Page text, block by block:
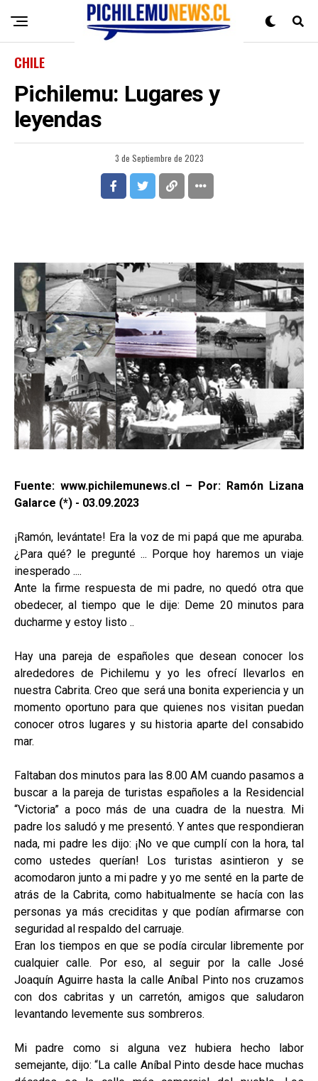
CHILE
Pichilemu: Lugares y
leyendas
3 de Septiembre de 2023
Fuente: www.pichilemunews.cl – Por: Ramón Lizana
Galarce (*) - 03.09.2023
¡Ramón, levántate! Era la voz de mi papá que me apuraba.
¿Para qué? le pregunté ... Porque hoy haremos un viaje
inesperado ....
Ante la firme respuesta de mi padre, no quedó otra que
obedecer, al tiempo que le dije: Deme 20 minutos para
ducharme y estoy listo ..
Hay una pareja de españoles que desean conocer los
alrededores de Pichilemu y yo les ofrecí llevarlos en
nuestra Cabrita. Creo que será una bonita experiencia y un
momento oportuno para que quienes nos visitan puedan
conocer otros lugares y su historia aparte del consabido
mar.
Faltaban dos minutos para las 8.00 AM cuando pasamos a
buscar a la pareja de turistas españoles a la Residencial
“Victoria” a poco más de una cuadra de la nuestra. Mi
padre los saludó y me presentó. Y antes que respondieran
nada, mi padre les dijo: ¡No ve que cumplí con la hora, tal
como ustedes querían! Los turistas asintieron y se
acomodaron junto a mi padre y yo me senté en la parte de
atrás de la Cabrita, como habitualmente se hacía con las
personas ya más creciditas y que podían afirmarse con
seguridad al respaldo del carruaje.
Eran los tiempos en que se podía circular libremente por
cualquier calle. Por eso, al seguir por la calle José
Joaquín Aguirre hasta la calle Aníbal Pinto nos cruzamos
con dos cabritas y un carretón, amigos que saludaron
levantando levemente sus sombreros.
Mi padre como si alguna vez hubiera hecho labor
semejante, dijo: “La calle Aníbal Pinto desde hace muchas